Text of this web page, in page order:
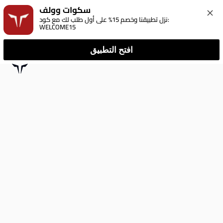
سكوات وولف
نزل تطبيقنا وخصم 15% على أول طلب لك مع كود:
WELCOME15
افتح التطبيق